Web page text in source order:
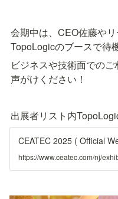
会期中は、CEO佐藤や
TopoLogicのブースで待
ビジネスや技術面での
声がけください！
出展者リスト内
CEATEC 2025 ( Official
https://www.ceatec.com/nj/